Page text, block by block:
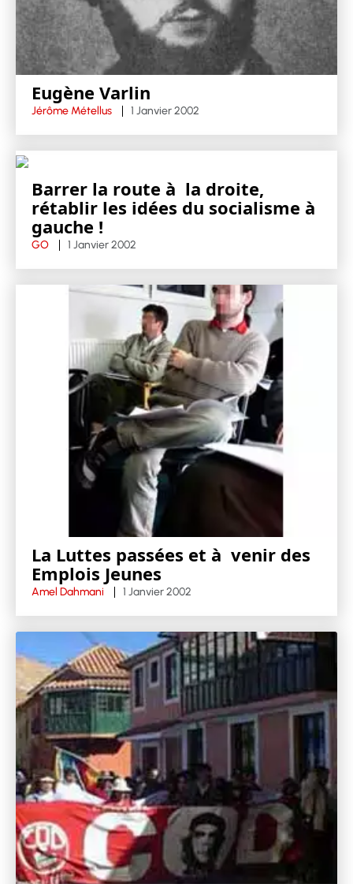
Eugène Varlin
Jérôme Métellus 1 Janvier 2002
Barrer la route à la droite,
rétablir les idées du socialisme à
gauche !
GO 1 Janvier 2002
La Luttes passées et à venir des
Emplois Jeunes
Amel Dahmani 1 Janvier 2002